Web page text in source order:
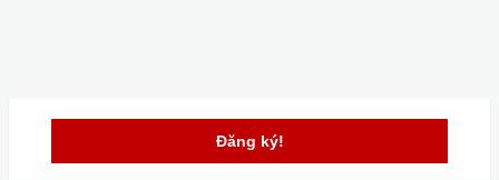
Đăng ký!